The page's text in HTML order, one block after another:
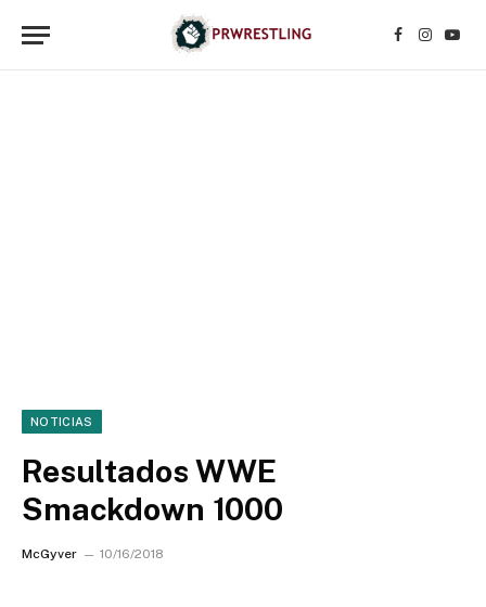
Facebook
NOTICIAS
Resultados WWE
Smackdown 1000
McGyver 10/16/2018